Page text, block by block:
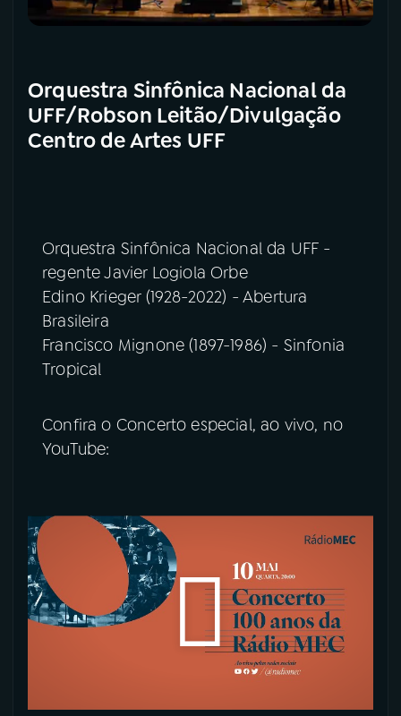
Orquestra Sinfônica Nacional da
UFF/Robson Leitão/Divulgação
Centro de Artes UFF
Orquestra Sinfônica Nacional da UFF -
regente Javier Logiola Orbe
Edino Krieger (1928-2022) - Abertura
Brasileira
Francisco Mignone (1897-1986) - Sinfonia
Tropical
Confira o Concerto especial, ao vivo, no
YouTube: